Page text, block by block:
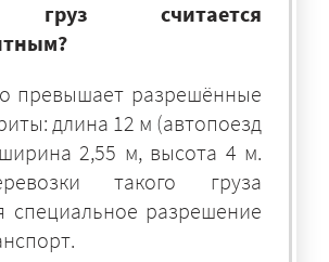
груз считается
превышает разрешённые
длина 12 м (автопоезд
2,55 м, высота 4 м.
такого груза
специальное разрешение